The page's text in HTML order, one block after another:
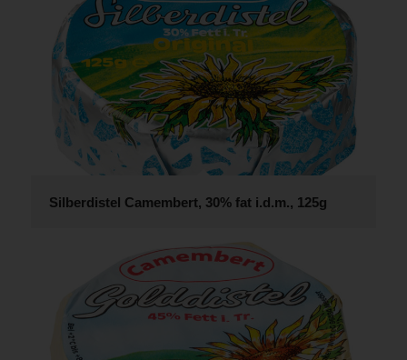
Silberdistel Camembert, 30% fat i.d.m., 125g